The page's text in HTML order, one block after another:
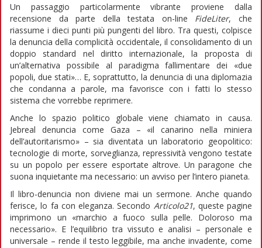
Un passaggio particolarmente vibrante proviene dalla
recensione da parte della testata on-line FideLiter, che
riassume i dieci punti più pungenti del libro. Tra questi, colpisce
la denuncia della complicità occidentale, il consolidamento di un
doppio standard nel diritto internazionale, la proposta di
un’alternativa possibile al paradigma fallimentare dei «due
popoli, due stati»… E, soprattutto, la denuncia di una diplomazia
che condanna a parole, ma favorisce con i fatti lo stesso
sistema che vorrebbe reprimere.
Anche lo spazio politico globale viene chiamato in causa.
Jebreal denuncia come Gaza – «il canarino nella miniera
dell’autoritarismo» – sia diventata un laboratorio geopolitico:
tecnologie di morte, sorveglianza, repressività vengono testate
su un popolo per essere esportate altrove. Un paragone che
suona inquietante ma necessario: un avviso per l’intero pianeta.
Il libro-denuncia non diviene mai un sermone. Anche quando
ferisce, lo fa con eleganza. Secondo Articolo21, queste pagine
imprimono un «marchio a fuoco sulla pelle. Doloroso ma
necessario». E l’equilibrio tra vissuto e analisi – personale e
universale – rende il testo leggibile, ma anche invadente, come